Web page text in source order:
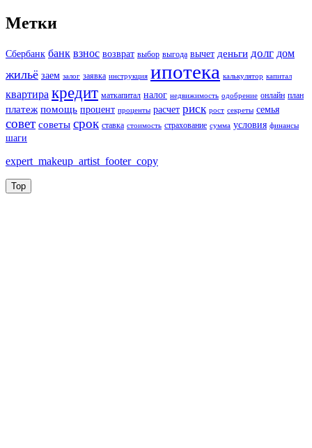
Метки
Сбербанк банк взнос возврат выбор выгода вычет деньги долг дом
жильё заем залог заявка инструкция ипотека калькулятор капитал
квартира кредит маткапитал налог недвижимость одобрение онлайн план
платеж помощь процент проценты расчет риск рост секреты семья
совет советы срок ставка стоимость страхование сумма условия финансы
шаги
expert_makeup_artist_footer_copy
Top